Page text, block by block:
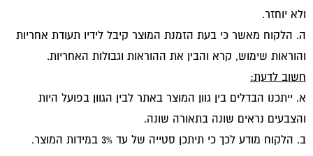
ולא יוחזר.
ה. הלקוח מאשר כי בעת הזמנת המוצר קיבל לידיו תעודת אחריות
והוראות שימוש, קרא והבין את ההוראות וגבולות האחריות.
חשוב לדעת:
א. ייתכנו הבדלים בין גוון המוצר באתר לבין הגוון בפועל היות
והצבעים נראים שונה בתאורה שונה.
ב. הלקוח מודע לכך כי תיתכן סטייה של עד 3% במידות המוצר.